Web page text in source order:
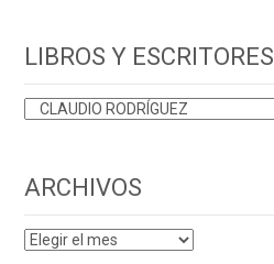
LIBROS Y ESCRITORES
LIBROS
ARCHIVOS
ARCHIVOS